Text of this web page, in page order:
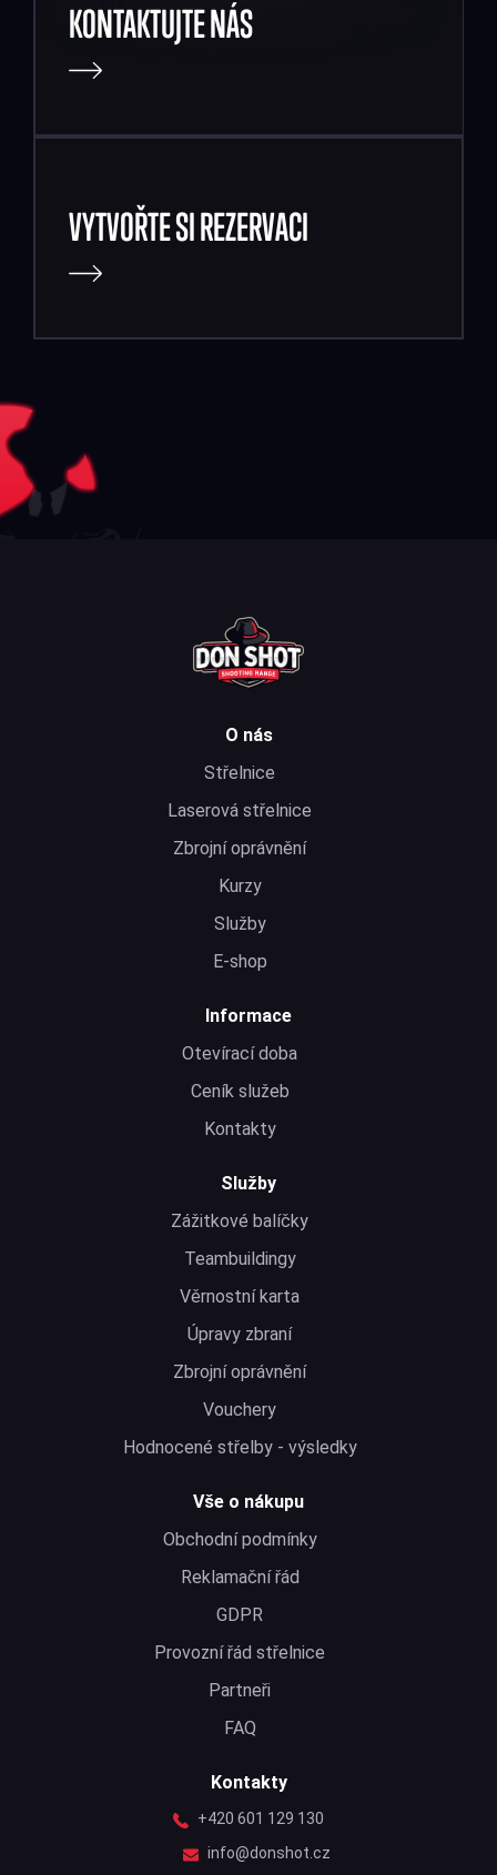
KONTAKTUJTE NÁS
VYTVOŘTE SI REZERVACI
O nás
Střelnice
Laserová střelnice
Zbrojní oprávnění
Kurzy
Služby
E-shop
Informace
Otevírací doba
Ceník služeb
Kontakty
Služby
Zážitkové balíčky
Teambuildingy
Věrnostní karta
Úpravy zbraní
Zbrojní oprávnění
Vouchery
Hodnocené střelby - výsledky
Vše o nákupu
Obchodní podmínky
Reklamační řád
GDPR
Provozní řád střelnice
Partneři
FAQ
Kontakty
+420 601 129 130
info@donshot.cz